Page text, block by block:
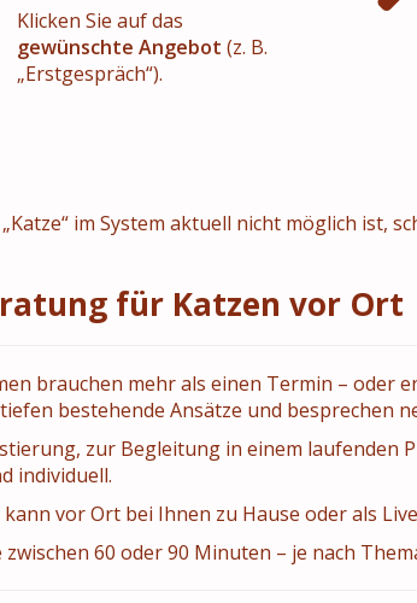
Klicken Sie auf das
gewünschte Angebot (z. B.
„Erstgespräch“).
im System aktuell nicht möglich ist,
für Katzen vor Ort
brauchen mehr als einen Termin – oder
bestehende Ansätze und besprechen
zur Begleitung in einem laufenden
individuell.
vor Ort bei Ihnen zu Hause oder als
zwischen 60 oder 90 Minuten – je nach